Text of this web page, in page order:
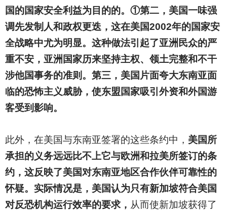
国的国家安全利益为目的的。①第二，美国一味强
调先发制人和政权更迭，这在美国2002年的国家安
全战略中尤为明显。这种做法引起了亚洲民众的严
重不安，亚洲国家历来坚持主权、领土完整和不干
涉他国事务的准则。第三，美国片面夸大东南亚面
临的恐怖主义威胁，使东盟国家吸引外资和外国游
客受到影响。
此外，在美国与东南亚签署的这些条约中， 美国所
承担的义务远远比不上它与欧洲和拉美所签订的条
约，这反映了美国对东南亚地区合作伙伴可靠性的
怀疑。实际情况是，美国认为只有新加坡符合美国
对反恐机构运行效率的要求， 从而使新加坡获得了